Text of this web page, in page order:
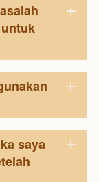
saya